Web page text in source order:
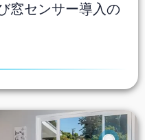
窓センサー導入の